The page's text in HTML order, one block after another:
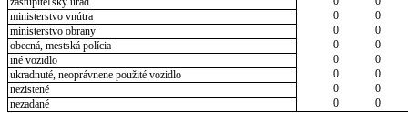
ministerstvo vnútra
0
0
ministerstvo obrany
0
0
obecná, mestská polícia
0
0
iné vozidlo
0
0
ukradnuté, neoprávnene použité vozidlo
0
0
nezistené
0
0
nezadané
0 0